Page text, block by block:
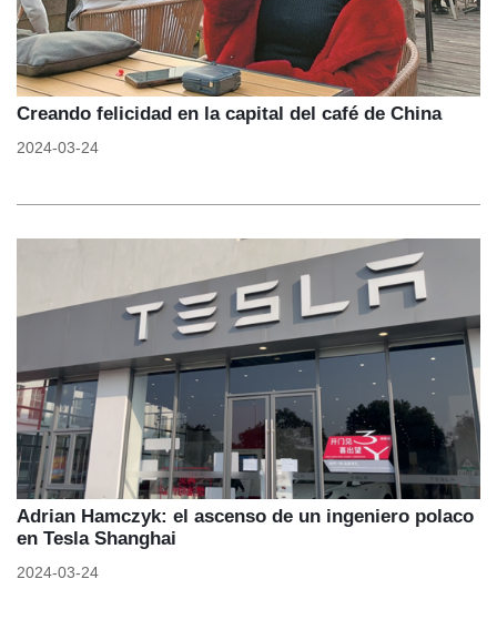
Creando felicidad en la capital del café de China
2024-03-24
Adrian Hamczyk: el ascenso de un ingeniero polaco
en Tesla Shanghai
2024-03-24